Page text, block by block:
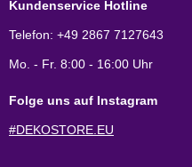
Kundenservice Hotline
Telefon: +49 2867 7127643
Mo. - Fr. 8:00 - 16:00 Uhr
Folge uns auf Instagram
#DEKOSTORE.EU